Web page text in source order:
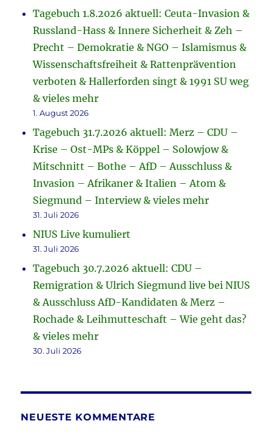
Tagebuch 1.8.2026 aktuell: Ceuta-Invasion &
Russland-Hass & Innere Sicherheit & Zeh –
Precht – Demokratie & NGO – Islamismus &
Wissenschaftsfreiheit & Rattenprävention
verboten & Hallerforden singt & 1991 SU weg
& vieles mehr
1. August 2026
Tagebuch 31.7.2026 aktuell: Merz – CDU –
Krise – Ost-MPs & Köppel – Solowjow &
Mitschnitt – Bothe – AfD – Ausschluss &
Invasion – Afrikaner & Italien – Atom &
Siegmund – Interview & vieles mehr
31. Juli 2026
NIUS Live kumuliert
31. Juli 2026
Tagebuch 30.7.2026 aktuell: CDU –
Remigration & Ulrich Siegmund live bei NIUS
& Ausschluss AfD-Kandidaten & Merz –
Rochade & Leihmutteschaft – Wie geht das?
& vieles mehr
30. Juli 2026
NEUESTE KOMMENTARE